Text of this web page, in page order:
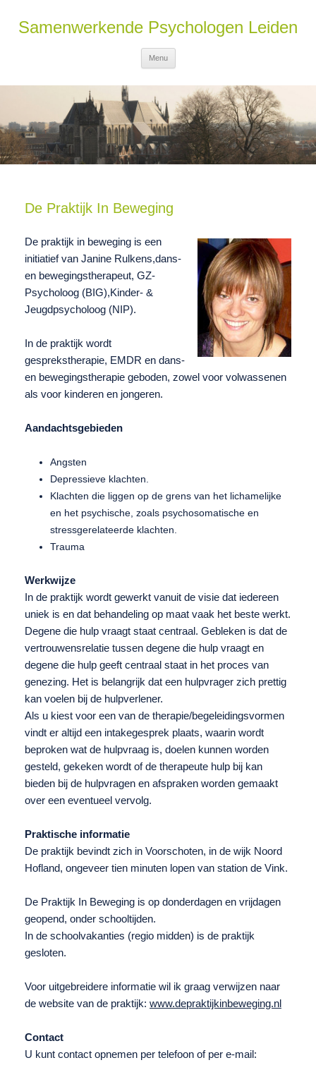
Samenwerkende Psychologen Leiden
Menu
De Praktijk In Beweging
De praktijk in beweging is een
initiatief van Janine Rulkens,dans-
en bewegingstherapeut, GZ-
Psycholoog (BIG),Kinder- &
Jeugdpsycholoog (NIP).
In de praktijk wordt
gesprekstherapie, EMDR en dans-
en bewegingstherapie geboden, zowel voor volwassenen
als voor kinderen en jongeren.
Aandachtsgebieden
Angsten
Depressieve klachten.
Klachten die liggen op de grens van het lichamelijke
en het psychische, zoals psychosomatische en
stressgerelateerde klachten.
Trauma
Werkwijze
In de praktijk wordt gewerkt vanuit de visie dat iedereen
uniek is en dat behandeling op maat vaak het beste werkt.
Degene die hulp vraagt staat centraal. Gebleken is dat de
vertrouwensrelatie tussen degene die hulp vraagt en
degene die hulp geeft centraal staat in het proces van
genezing. Het is belangrijk dat een hulpvrager zich prettig
kan voelen bij de hulpverlener.
Als u kiest voor een van de therapie/begeleidingsvormen
vindt er altijd een intakegesprek plaats, waarin wordt
beproken wat de hulpvraag is, doelen kunnen worden
gesteld, gekeken wordt of de therapeute hulp bij kan
bieden bij de hulpvragen en afspraken worden gemaakt
over een eventueel vervolg.
Praktische informatie
De praktijk bevindt zich in Voorschoten, in de wijk Noord
Hofland, ongeveer tien minuten lopen van station de Vink.
De Praktijk In Beweging is op donderdagen en vrijdagen
geopend, onder schooltijden.
In de schoolvakanties (regio midden) is de praktijk
gesloten.
Voor uitgebreidere informatie wil ik graag verwijzen naar
de website van de praktijk: www.depraktijkinbeweging.nl
Contact
U kunt contact opnemen per telefoon of per e-mail: